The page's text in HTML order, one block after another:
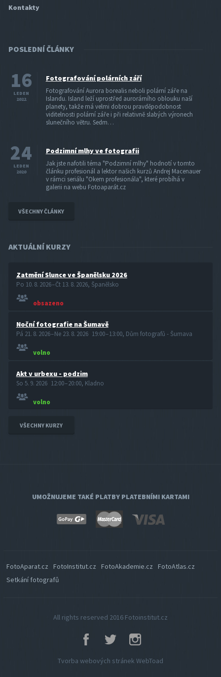
Kontakty
POSLEDNÍ ČLÁNKY
16
LEDEN
2022
Fotografování polárních září
Fotografování Aurora borealis neboli polární záře na
Islandu. Island leží uprostřed aurorárního oblouku naší
planety, takže má velmi dobrou pravděpodobnost
viditelnosti polární záře i při relativně slabých výronech
slunečního větru. Sedm…
24
LEDEN
2020
Podzimní mlhy ve fotografii
Jak jste nafotili téma "Podzimní mlhy" hodnotí v tomto
článku profesionál a lektor našich kurzů Andrej Macenauer
v rámci seriálu "Okem profesionála", které probíhá v
galerii na webu Fotoaparát.cz
VŠECHNY ČLÁNKY
AKTUÁLNÍ KURZY
Zatmění Slunce ve Španělsku 2026
Po 10. 8. 2026 – Čt 13. 8. 2026, Španělsko
obsazeno
Noční fotografie na Šumavě
Pá 21. 8. 2026 – Ne 23. 8. 2026 19:00 – 13:00, Dům fotografů - Šumava
volno
Akt v urbexu - podzim
So 5. 9. 2026 12:00 – 20:00, Kladno
volno
VŠECHNY KURZY
UMOŽNUJEME TAKÉ PLATBY PLATEBNÍMI KARTAMI
FotoAparat.cz FotoInstitut.cz FotoAkademie.cz
FotoAtlas.cz
Setkání fotografů
All rights reserved 2016 Fotoinstitut.cz
Tvorba webových stránek WebToad